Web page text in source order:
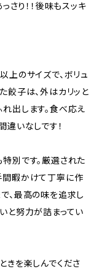
さり！！後味もスッキ
のサイズで、ボリュ
餃子は、外はカリッと
出します。食べ応え
違いなしです！
別です。厳選された
間暇かけて丁寧に作
、最高の味を追求し
と努力が詰まってい
きを楽しんでくださ